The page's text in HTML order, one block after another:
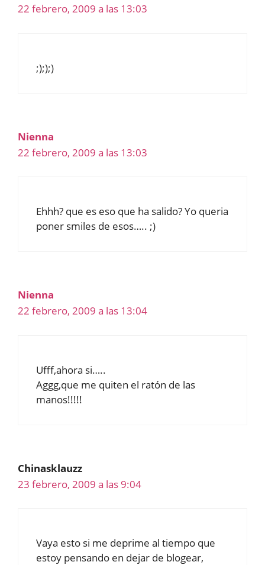
22 febrero, 2009 a las 13:03
;););)
Nienna
22 febrero, 2009 a las 13:03
Ehhh? que es eso que ha salido? Yo queria
poner smiles de esos….. ;)
Nienna
22 febrero, 2009 a las 13:04
Ufff,ahora si…..
Aggg,que me quiten el ratón de las
manos!!!!!
Chinasklauzz
23 febrero, 2009 a las 9:04
Vaya esto si me deprime al tiempo que
estoy pensando en dejar de blogear,